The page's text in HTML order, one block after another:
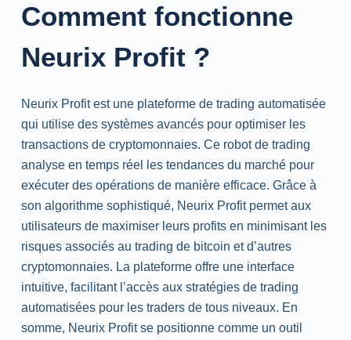
Comment fonctionne
Neurix Profit ?
Neurix Profit est une plateforme de trading automatisée
qui utilise des systèmes avancés pour optimiser les
transactions de cryptomonnaies. Ce robot de trading
analyse en temps réel les tendances du marché pour
exécuter des opérations de manière efficace. Grâce à
son algorithme sophistiqué, Neurix Profit permet aux
utilisateurs de maximiser leurs profits en minimisant les
risques associés au trading de bitcoin et d’autres
cryptomonnaies. La plateforme offre une interface
intuitive, facilitant l’accès aux stratégies de trading
automatisées pour les traders de tous niveaux. En
somme, Neurix Profit se positionne comme un outil